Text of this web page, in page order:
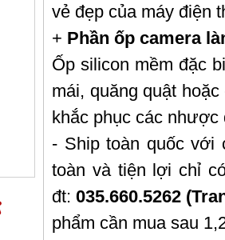
vẻ đẹp của máy điện
+ Phần ốp camera
Ốp silicon mềm đặc
mái, quăng quật
khắc phục các nhược
- Ship toàn quốc với
toàn và tiện lợi chỉ
đt: 035.660.5262
phẩm cần mua sau